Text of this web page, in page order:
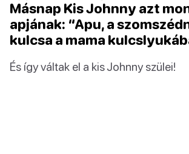
Másnap Kis Johnny azt
apjának: “Apu, a
kulcsa a mama
És így váltak el a kis Johnny szülei!